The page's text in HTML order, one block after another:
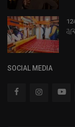
SOCIAL MEDIA